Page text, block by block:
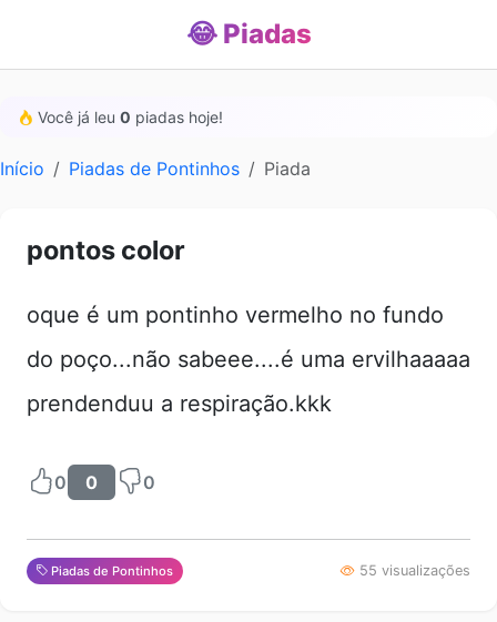
😂 Piadas
Você já leu 0 piadas hoje!
Início Piadas de Pontinhos Piada
pontos color
oque é um pontinho vermelho no fundo
do poço...não sabeee....é uma ervilhaaaaa
prendenduu a respiração.kkk
0 0 0
Piadas de Pontinhos 55 visualizações